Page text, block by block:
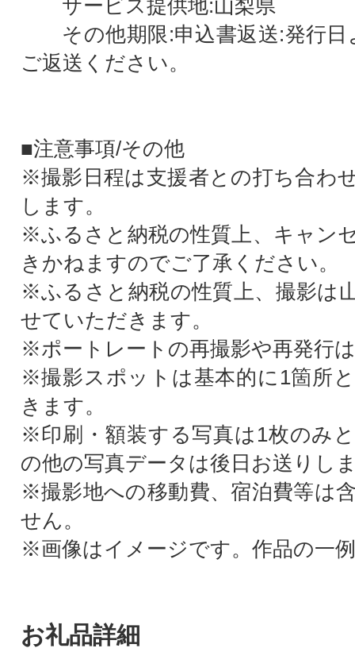
サービス提供地:山梨県
その他期限:申込書返送:発行日
ご返送ください。
■注意事項/その他
※撮影日程は支援者との打ち合わ
します。
※ふるさと納税の性質上、キャン
きかねますのでご了承ください。
※ふるさと納税の性質上、撮影は
せていただきます。
※ポートレートの再撮影や再発行
※撮影スポットは基本的に1箇所
きます。
※印刷・額装する写真は1枚のみ
の他の写真データは後日お送りし
※撮影地への移動費、宿泊費等は
せん。
※画像はイメージです。作品の一
お礼品詳細